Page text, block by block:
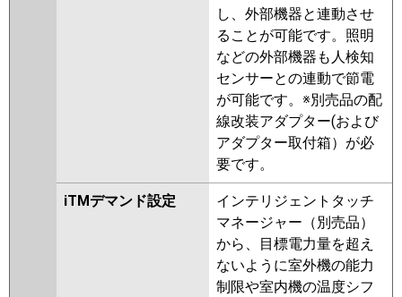
し、外部機器と連動させ
ることが可能です。照明
などの外部機器も人検知
センサーとの連動で節電
が可能です。※別売品の配
線改装アダプター(および
アダプター取付箱）が必
要です。
iTMデマンド設定
インテリジェントタッチ
マネージャー（別売品）
から、目標電力量を超え
ないように室外機の能力
制限や室内機の温度シフ